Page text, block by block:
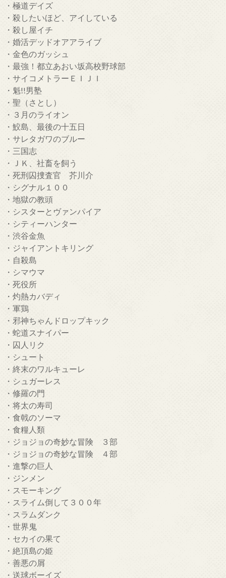
・極道デイズ
・殺したいほど、アイしている
・殺し屋イチ
・婚活デッドオアアライブ
・金色のガッシュ
・最強！都立あおい坂高校野球部
・サイコメトラーＥＩＪＩ
・魁!!男塾
・聖（さとし）
・３月のライオン
・鮫島、最後の十五日
・サレタガワのブルー
・三国志
・ＪＫ、社畜を飼う
・死刑囚捜査官 芥川介
・シグナル１００
・地獄の教頭
・シスターとヴァンパイア
・シティーハンター
・渋谷金魚
・ジャイアントキリング
・自殺島
・シマウマ
・死役所
・灼熱カバディ
・軍鶏
・邪神ちゃんドロップキック
・蛇道スナイパー
・囚人リク
・シュート
・終末のワルキューレ
・シュガーレス
・修羅の門
・将太の寿司
・食戟のソーマ
・食糧人類
・ジョジョの奇妙な冒険 ３部
・ジョジョの奇妙な冒険 ４部
・進撃の巨人
・ジンメン
・スモーキング
・スライム倒して３００年
・スラムダンク
・世界鬼
・セカイの果て
・絶頂島の姫
・善悪の屑
・送球ボーイズ